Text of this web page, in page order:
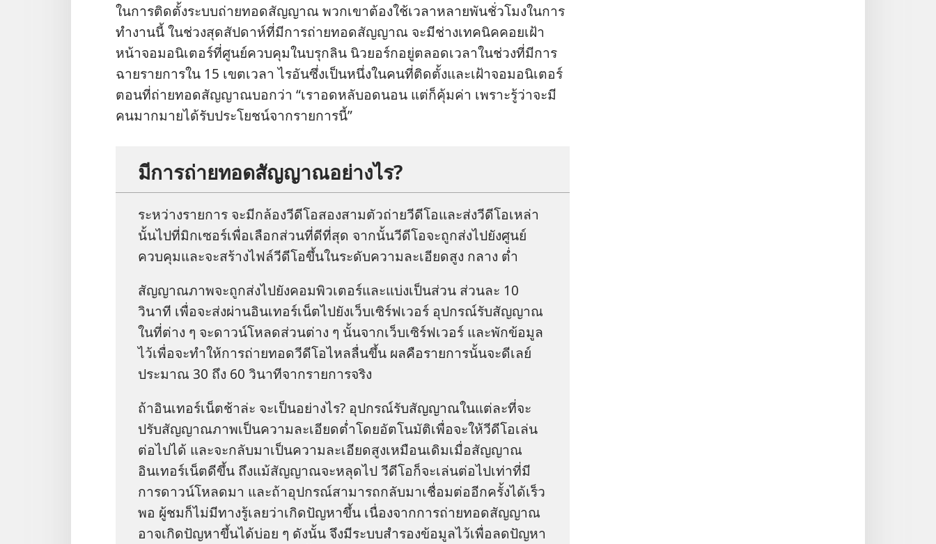
ใน​การ​ติด​ตั้ง​ระบบ​ถ่ายทอด​สัญญาณ พวก​เขา​ต้อง​ใช้​เวลา​หลาย​พัน​ชั่วโมง​ใน​การ​
ทำ​งาน​นี้ ใน​ช่วง​สุด​สัปดาห์​ที่​มี​การ​ถ่ายทอด​สัญญาณ จะ​มี​ช่าง​เทคนิค​คอย​เฝ้า​
หน้า​จอ​มอนิเตอร์​ที่​ศูนย์​ควบคุม​ใน​บรุกลิน นิวยอร์ก​อยู่​ตลอด​เวลา​ใน​ช่วง​ที่​มี​การ​
ฉาย​รายการ​ใน 15 เขต​เวลา ไร​อัน​ซึ่ง​เป็น​หนึ่ง​ใน​คน​ที่​ติด​ตั้ง​และ​เฝ้า​จอ​มอนิเตอร์​
ตอน​ที่​ถ่ายทอด​สัญญาณ​บอก​ว่า “เรา​อด​หลับ​อด​นอน แต่​ก็​คุ้มค่า เพราะ​รู้​ว่า​จะ​มี​
คน​มาก​มาย​ได้​รับ​ประโยชน์​จาก​รายการ​นี้”
มี​การ​ถ่ายทอด​สัญญาณ​อย่าง​ไร?
ระหว่าง​รายการ จะ​มี​กล้อง​วีดีโอ​สอง​สาม​ตัว​ถ่าย​วีดีโอ​และ​ส่ง​วีดีโอ​เหล่า​
นั้น​ไป​ที่​มิกเซอร์​เพื่อ​เลือก​ส่วน​ที่​ดี​ที่​สุด จาก​นั้น​วีดีโอ​จะ​ถูก​ส่ง​ไป​ยัง​ศูนย์​
ควบคุม​และ​จะ​สร้าง​ไฟล์​วีดีโอ​ขึ้น​ใน​ระดับ​ความ​ละเอียด​สูง กลาง ต่ำ
สัญญาณ​ภาพ​จะ​ถูก​ส่ง​ไป​ยัง​คอมพิวเตอร์​และ​แบ่ง​เป็น​ส่วน ส่วน​ละ 10
วินาที เพื่อ​จะ​ส่ง​ผ่าน​อินเทอร์เน็ต​ไป​ยัง​เว็บ​เซิร์ฟเวอร์ อุปกรณ์​รับ​สัญญาณ​
ใน​ที่​ต่าง ๆ จะ​ดาวน์​โหลด​ส่วน​ต่าง ๆ นั้น​จาก​เว็บ​เซิร์ฟเวอร์ และ​พัก​ข้อมูล​
ไว้​เพื่อ​จะ​ทำ​ให้​การ​ถ่ายทอด​วีดีโอ​ไหล​ลื่น​ขึ้น ผล​คือ​รายการ​นั้น​จะ​ดีเลย์​
ประมาณ 30 ถึง 60 วินาที​จาก​รายการ​จริง
ถ้า​อินเทอร์เน็ต​ช้า​ล่ะ จะ​เป็น​อย่าง​ไร? อุปกรณ์​รับ​สัญญาณ​ใน​แต่​ละ​ที่​จะ​
ปรับ​สัญญาณ​ภาพ​เป็น​ความ​ละเอียด​ต่ำ​โดย​อัตโนมัติ​เพื่อ​จะ​ให้​วีดีโอ​เล่น​
ต่อ​ไป​ได้ และ​จะ​กลับ​มา​เป็น​ความ​ละเอียด​สูง​เหมือน​เดิม​เมื่อ​สัญญาณ​
อินเทอร์เน็ต​ดี​ขึ้น ถึง​แม้​สัญญาณ​จะ​หลุด​ไป วีดีโอ​ก็​จะ​เล่น​ต่อ​ไป​เท่า​ที่​มี​
การ​ดาวน์​โหลด​มา และ​ถ้า​อุปกรณ์​สามารถ​กลับ​มา​เชื่อม​ต่อ​อีก​ครั้ง​ได้​เร็ว​
พอ ผู้​ชม​ก็​ไม่​มี​ทาง​รู้​เลย​ว่า​เกิด​ปัญหา​ขึ้น เนื่อง​จาก​การ​ถ่ายทอด​สัญญาณ​
อาจ​เกิด​ปัญหา​ขึ้น​ได้​บ่อย ๆ ดัง​นั้น จึง​มี​ระบบ​สำรอง​ข้อมูล​ไว้​เพื่อ​ลด​ปัญหา​